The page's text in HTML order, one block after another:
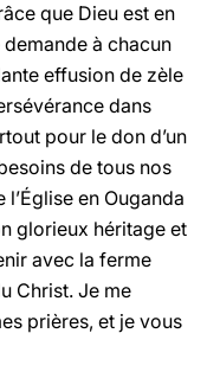
que Dieu est en
à chacun
effusion de zèle
dans
pour le don d’un
de tous nos
en Ouganda
glorieux héritage et
avec la ferme
Christ. Je me
prières, et je vous